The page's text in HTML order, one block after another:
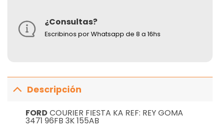
¿Consultas?
Escribinos por Whatsapp de 8 a 16hs
Descripción
FORD COURIER FIESTA KA REF: REY GOMA
3471 96FB 3K 155AB